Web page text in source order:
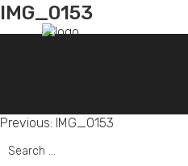
IMG_0153
Post
navigation
Previous: IMG_0153
for: